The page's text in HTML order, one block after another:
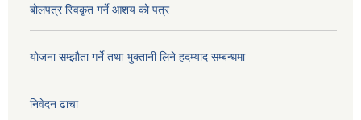
बोलपत्र स्विकृत गर्ने आशय को पत्र
योजना सम्झौता गर्ने तथा भुक्तानी लिने हदम्याद सम्बन्धमा
निवेदन ढाचा